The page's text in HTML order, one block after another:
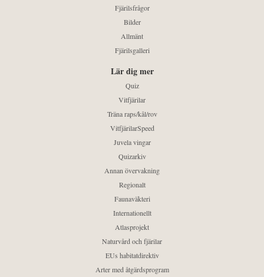
Fjärilsfrågor
Bilder
Allmänt
Fjärilsgalleri
Lär dig mer
Quiz
Vitfjärilar
Träna raps/kål/rov
VitfjärilarSpeed
Juvela vingar
Quizarkiv
Annan övervakning
Regionalt
Faunaväkteri
Internationellt
Atlasprojekt
Naturvård och fjärilar
EUs habitatdirektiv
Arter med åtgärdsprogram